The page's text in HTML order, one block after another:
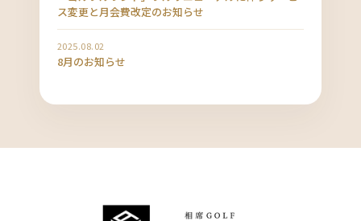
ス変更と月会費改定のお知らせ
2025.08.02
8月のお知らせ